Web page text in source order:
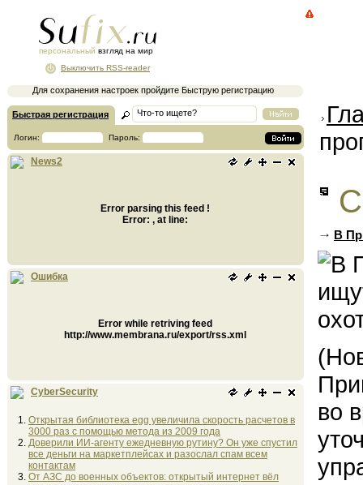
персональный взгляд на мир
Для сохранения настроек пройдите Быструю регистрацию
Выключить RSS-reader
Быстрая регистрация
Логин: Пароль:
News2
Error parsing this feed !
Error: , at line:
Ошибка
Error while retriving feed
http://www.membrana.ru/export/rss.xml
CyberSecurity
Открытая библиотека egg увеличила скорость расчетов в
3000 раз с помощью метода из 2009 года
Доверили ИИ-агенту ежедневную рутину? Он уже спустил
все деньги на маркетплейсах и разослал спам всем
контактам
От АЗС до военных объектов: открытый интернет вёл
В
во